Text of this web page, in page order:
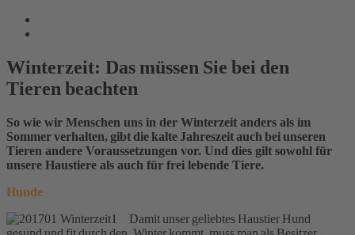
Winterzeit: Das müssen Sie bei den
Tieren beachten
So wie wir Menschen uns in der Winterzeit anders als im
Sommer verhalten, gibt die kalte Jahreszeit auch bei unseren
Tieren andere Voraussetzungen vor. Und dies gilt sowohl für
unsere Haustiere als auch für frei lebende Tiere.
Hunde
Damit unser geliebtes Haustier Hund